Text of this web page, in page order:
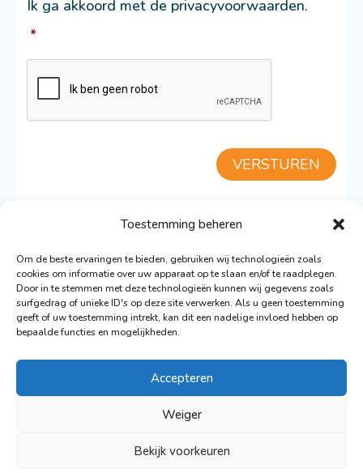
Toestemming beheren
Om de beste ervaringen te bieden, gebruiken wij technologieën zoals
cookies om informatie over uw apparaat op te slaan en/of te raadplegen.
Door in te stemmen met deze technologieën kunnen wij gegevens zoals
surfgedrag of unieke ID's op deze site verwerken. Als u geen toestemming
geeft of uw toestemming intrekt, kan dit een nadelige invloed hebben op
bepaalde functies en mogelijkheden.
Accepteren
Weiger
Bekijk voorkeuren
Ik ga akkoord met de privacyvoorwaarden.
*
VERSTUREN
TERUG NAAR DE MARIN
Ontwerp: Ronald Wigman
Webdesign & Ontwikkeling:Artvaark Design
Privacy Policy